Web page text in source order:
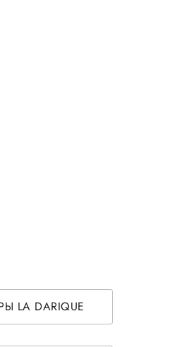
LA DARIQUE